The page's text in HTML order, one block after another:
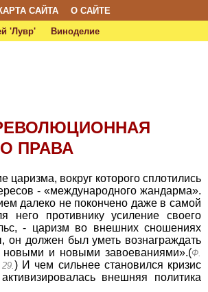
САЙТА
О САЙТЕ
'Лувр' Виноделие
ПРАВА
вокруг которого сплотились
- «международного жандарма».
далеко не покончено даже в самой
него противнику усиление своего
- царизм во внешних сношениях
должен был уметь вознаграждать
новыми и новыми завоеваниями».(Ф.
) И чем сильнее становился кризис
внешняя политика